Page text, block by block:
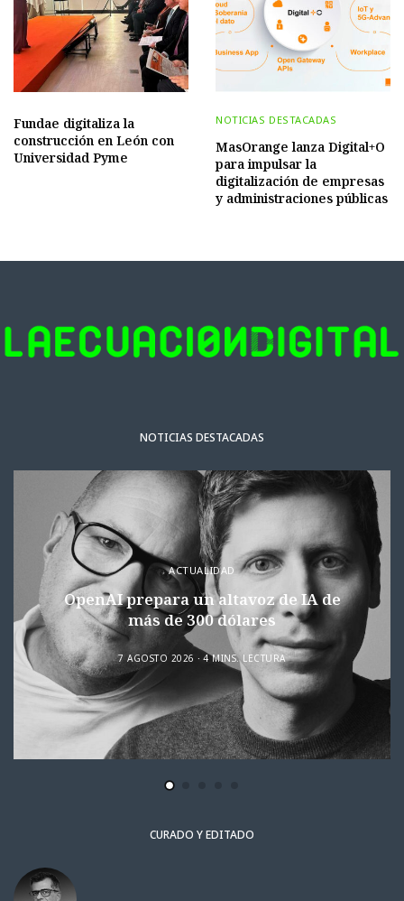
Fundae digitaliza la
construcción en León con
Universidad Pyme
NOTICIAS DESTACADAS
MasOrange lanza Digital+O
para impulsar la
digitalización de empresas
y administraciones públicas
NOTICIAS DESTACADAS
ACTUALIDAD
OpenAI prepara un altavoz de IA de
más de 300 dólares
7 AGOSTO 2026 4 MINS. LECTURA
CURADO Y EDITADO